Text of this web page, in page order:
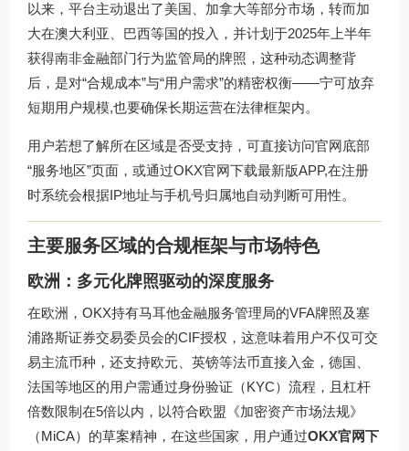
以来，平台主动退出了美国、加拿大等部分市场，转而加
大在澳大利亚、巴西等国的投入，并计划于2025年上半年
获得南非金融部门行为监管局的牌照，这种动态调整背
后，是对“合规成本”与“用户需求”的精密权衡——宁可放弃
短期用户规模,也要确保长期运营在法律框架内。
用户若想了解所在区域是否受支持，可直接访问官网底部
“服务地区”页面，或通过OKX官网下载最新版APP,在注册
时系统会根据IP地址与手机号归属地自动判断可用性。
主要服务区域的合规框架与市场特色
欧洲：多元化牌照驱动的深度服务
在欧洲，OKX持有马耳他金融服务管理局的VFA牌照及塞
浦路斯证券交易委员会的CIF授权，这意味着用户不仅可交
易主流币种，还支持欧元、英镑等法币直接入金，德国、
法国等地区的用户需通过身份验证（KYC）流程，且杠杆
倍数限制在5倍以内，以符合欧盟《加密资产市场法规》
（MiCA）的草案精神，在这些国家，用户通过OKX官网下